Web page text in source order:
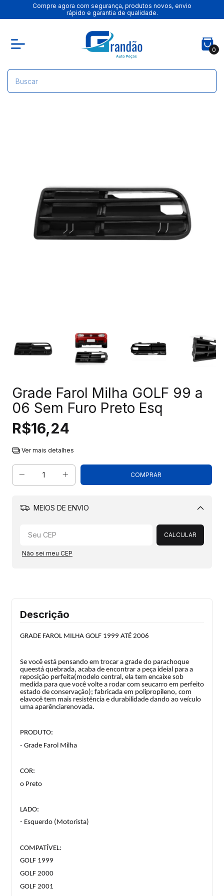
Compre agora com segurança, produtos novos, envio
rápido e garantia de qualidade.
0
Grade Farol Milha GOLF 99 a
06 Sem Furo Preto Esq
R$16,24
Ver mais detalhes
MEIOS DE ENVIO
Alterar CEP
CALCULAR
Não sei meu CEP
Descrição
GRADE FAROL MILHA GOLF 1999 ATÉ 2006
Se você está pensando em trocar a grade do parachoque
queestá quebrada, acaba de encontrar a peça ideial para a
reposição perfeita(modelo central, ela tem encaixe sob
medida para que você volte a rodar com seucarro em perfeito
estado de conservação); fabricada em polipropileno, com
elavocê tem mais resistência e durabilidade dando ao veículo
uma aparênciarenovada.
PRODUTO:
- Grade Farol Milha
COR:
o Preto
LADO:
- Esquerdo (Motorista)
COMPATÍVEL:
GOLF 1999
GOLF 2000
GOLF 2001